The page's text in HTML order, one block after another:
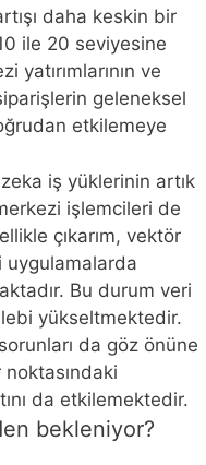
daha keskin bir
ile 20 seviyesine
yatırımlarının ve
geleneksel
etkilemeye
iş yüklerinin artık
işlemcileri de
çıkarım, vektör
uygulamalarda
Bu durum veri
yükseltmektedir.
da göz önüne
noktasındaki
da etkilemektedir.
bekleniyor?